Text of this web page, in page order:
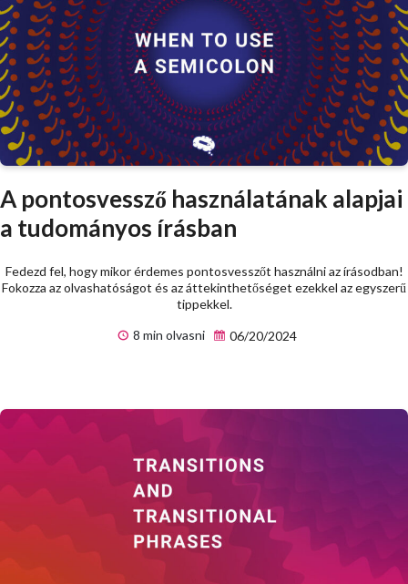
A pontosvessző használatának alapjai
a tudományos írásban
Fedezd fel, hogy mikor érdemes pontosvesszőt használni az írásodban!
Fokozza az olvashatóságot és az áttekinthetőséget ezekkel az egyszerű
tippekkel.
8 min olvasni
06/20/2024